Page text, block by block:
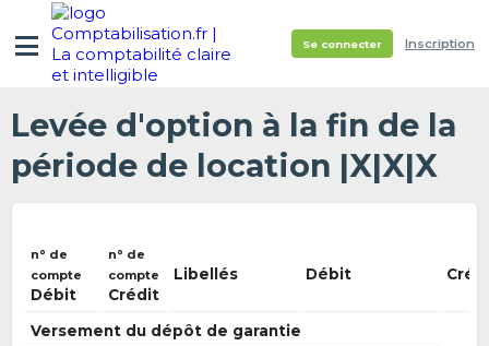
Se connecter Inscription
Levée d'option à la fin de la
période de location |X|X|X
n° de
compte
Débit
n° de
compte
Crédit
Libellés Débit
Versement du dépôt de garantie